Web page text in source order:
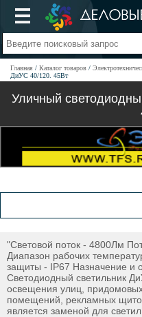
Главная Каталог товаров
ДиУС 40/120. 45Вт
Уличный
"Световой поток - 4800Лм
Диапазон рабочих
защиты - IP67 Назначение и
Светодиодный светильник
освещения улиц,
помещений, рекламных
является заменой для